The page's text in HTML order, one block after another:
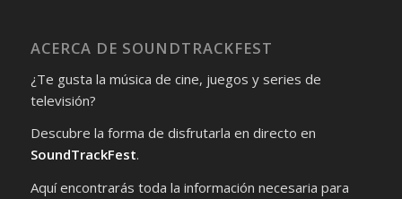
ACERCA DE SOUNDTRACKFEST
¿Te gusta la música de cine, juegos y series de
televisión?
Descubre la forma de disfrutarla en directo en
SoundTrackFest.
Aquí encontrarás toda la información necesaria para